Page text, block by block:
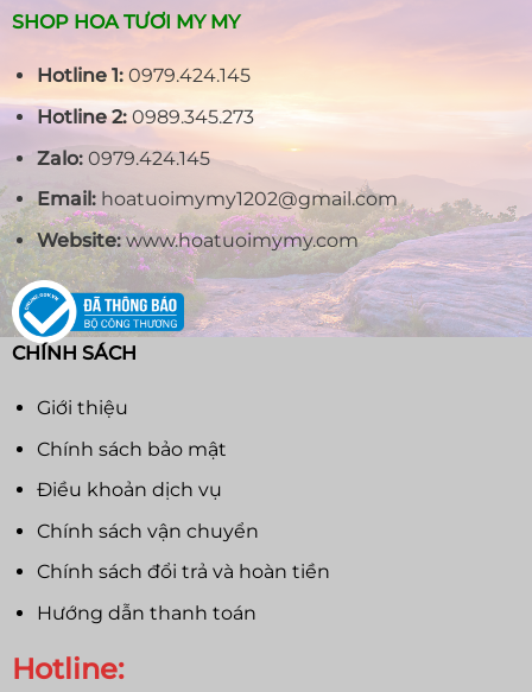
SHOP HOA TƯƠI MY MY
Hotline 1:0979.424.145
Hotline 2:0989.345.273
Zalo:0979.424.145
Email:hoatuoimymy1202@gmail.com
Website:www.hoatuoimymy.com
CHÍNH SÁCH
Giới thiệu
Chính sách bảo mật
Điều khoản dịch vụ
Chính sách vận chuyển
Chính sách đổi trả và hoàn tiền
Hướng dẫn thanh toán
Hotline: